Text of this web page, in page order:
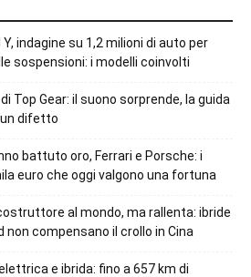
indagine su 1,2 milioni di auto per
sospensioni: i modelli coinvolti
Top Gear: il suono sorprende, la guida
difetto
battuto oro, Ferrari e Porsche: i
euro che oggi valgono una fortuna
al mondo, ma rallenta: ibride
compensano il crollo in Cina
e ibrida: fino a 657 km di